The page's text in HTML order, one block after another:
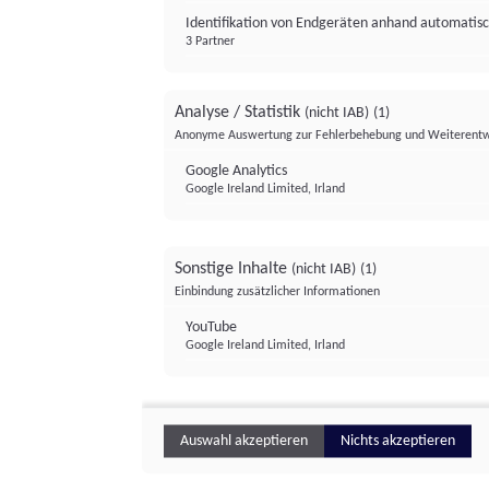
Identifikation von Endgeräten anhand
3 Partner
Analyse / Statistik (nicht IAB) (1)
Anonyme Auswertung zur Fehlerbehebung und
Google Analytics
Google Ireland Limited, Irland
Sonstige Inhalte (nicht IAB) (1)
Einbindung zusätzlicher Informationen
YouTube
Google Ireland Limited, Irland
Auswahl akzeptieren Nichts akzeptieren